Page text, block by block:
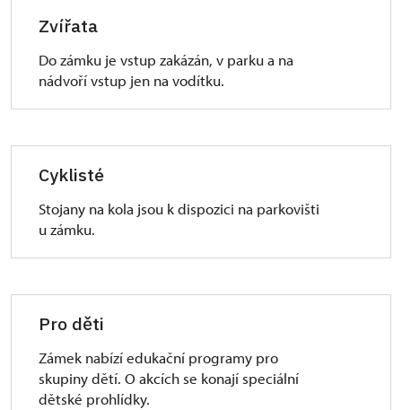
Zvířata
Do zámku je vstup zakázán, v parku a na
nádvoří vstup jen na vodítku.
Cyklisté
Stojany na kola jsou k dispozici na parkovišti
u zámku.
Pro děti
Zámek nabízí edukační programy pro
skupiny dětí. O akcích se konají speciální
dětské prohlídky.